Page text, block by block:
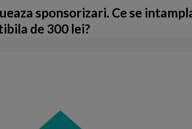
sponsorizari. Ce se
de 300 lei?